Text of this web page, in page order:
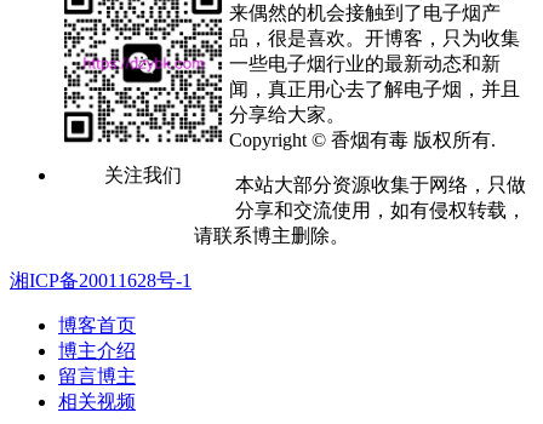
关注我们
来偶然的机会接触到了电子烟产
品，很是喜欢。开博客，只为收集
一些电子烟行业的最新动态和新
闻，真正用心去了解电子烟，并且
分享给大家。
Copyright © 香烟有毒 版权所有.
本站大部分资源收集于网络，只做
分享和交流使用，如有侵权转载，
请联系博主删除。
湘ICP备20011628号-1
博客首页
博主介绍
留言博主
相关视频